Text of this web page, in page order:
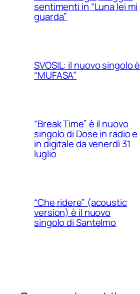
sentimenti in “Luna lei mi
guarda”
SVOSIL: il nuovo singolo è
“MUFASA”
“Break Time” è il nuovo
singolo di Dose in radio e
in digitale da venerdì 31
luglio
“Che ridere” (acoustic
version) è il nuovo
singolo di Santelmo